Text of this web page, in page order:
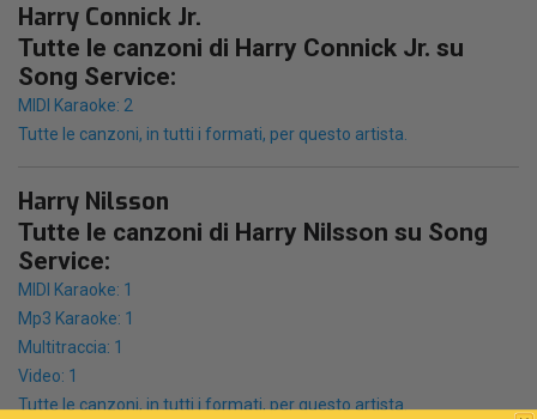
Harry Connick Jr.
Tutte le canzoni di Harry Connick Jr. su
Song Service:
MIDI Karaoke: 2
Tutte le canzoni, in tutti i formati, per questo artista.
Harry Nilsson
Tutte le canzoni di Harry Nilsson su Song
Service:
MIDI Karaoke: 1
Mp3 Karaoke: 1
Multitraccia: 1
Video: 1
Tutte le canzoni, in tutti i formati, per questo artista.